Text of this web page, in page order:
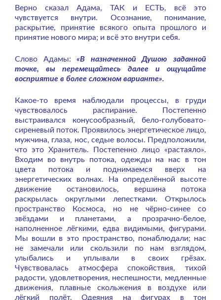
Верно сказал Адама, ТАК и ЕСТЬ, всё это
чувствуется внутри. Осознание, понимание,
раскрытие, принятие всякого опыта прошлого и
принятие нового мира; и всё это внутри себя.
Слово Адамы:«В назначенной Душою заданной
точке, вы перемещайтесь далее и ощущайте
восприятие в более сложном варианте».
Какое-то время наблюдали процессы, в груди
чувствовалось распирание. Постепенно
выстраивался конусообразный, бело-голубовато-
сиреневый поток. Проявилось энергетическое лицо,
мужчина, глаза, нос, седые волосы. Предположили,
что это Хранитель. Постепенно лицо «растаяло».
Входим во внутрь потока, одежды на нас в тон
цвета потока и поднимаемся вверх на
энергетических волнах. На определённой высоте
движение остановилось, вершина потока
раскрылась округлыми лепестками. Открылось
пространство Космоса, но не чёрно-синее со
звёздами и планетами, а прозрачно-белое,
наполненное лёгкими, едва видимыми, фигурами.
Мы вошли в это пространство, понаблюдали; нас
не замечали или скользили по нам взглядом,
улыбались и уплывали в своих грёзах.
Чувствовалась атмосфера спокойствия, тихой
радости, удовлетворения, неспешности, медленные
движения, плавные скольжения в воздухе или
лёгкий полёт. Одеяния на фигурах в тон